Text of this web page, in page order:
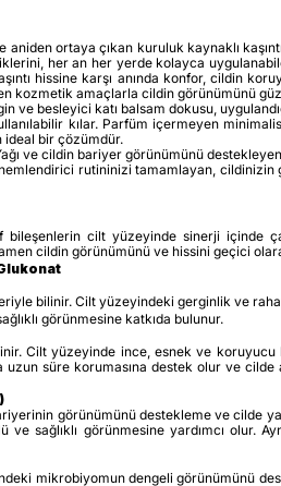
ortaya çıkan kuruluk kaynaklı
her an her yerde kolayca
hissine karşı anında konfor, cildin
kozmetik amaçlarla cildin görünümünü
besleyici katı balsam dokusu,
kılar. Parfüm içermeyen
ideal bir çözümdür.
ve cildin bariyer görünümünü
rutininizi tamamlayan,
cilt yüzeyinde sinerji içinde
cildin görünümünü ve hissini geçici
bilinir. Cilt yüzeyindeki gerginlik ve
görünmesine katkıda bulunur.
Cilt yüzeyinde ince, esnek ve
süre korumasına destek olur ve
görünümünü destekleme ve cilde
görünmesine yardımcı olur.
mikrobiyomun dengeli görünümünü